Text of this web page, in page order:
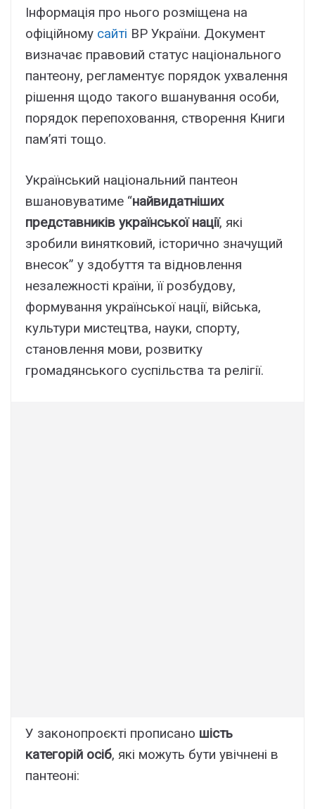
Інформація про нього розміщена на
офіційному сайті ВР України. Документ
визначає правовий статус національного
пантеону, регламентує порядок ухвалення
рішення щодо такого вшанування особи,
порядок перепоховання, створення Книги
пам’яті тощо.
Український національний пантеон
вшановуватиме “найвидатніших
представників української нації, які
зробили винятковий, історично значущий
внесок” у здобуття та відновлення
незалежності країни, її розбудову,
формування української нації, війська,
культури мистецтва, науки, спорту,
становлення мови, розвитку
громадянського суспільства та релігії.
У законопроєкті прописано шість
категорій осіб, які можуть бути увічнені в
пантеоні: